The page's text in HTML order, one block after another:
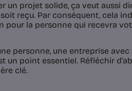
un projet solide, ça veut aussi
soit reçu. Par conséquent, cela
pour la personne qui recevra
personne, une entreprise
un point essentiel. Réfléchir
clé.